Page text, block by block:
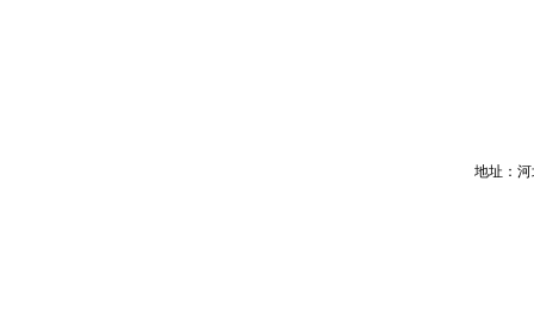
地址：河